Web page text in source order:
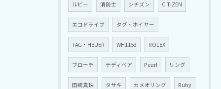
ルビー 消防士 シチズン CITIZEN
エコドライブ タグ・ホイヤー
TAG・HEUER WH1153 ROLEX
ブローチ テディベア Pearl リング
田崎真珠 タサキ カメオリング Ruby